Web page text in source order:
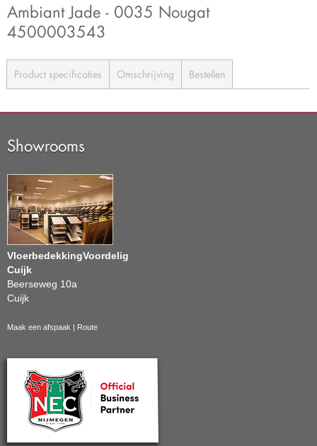
Ambiant Jade - 0035 Nougat
4500003543
Product specificaties Omschrijving Bestellen
Showrooms
VloerbedekkingVoordelig
Cuijk
Beerseweg 10a
Cuijk
Maak een afspaak | Route